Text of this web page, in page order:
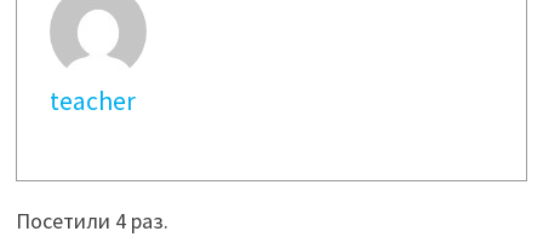
teacher
Посетили 4 раз.